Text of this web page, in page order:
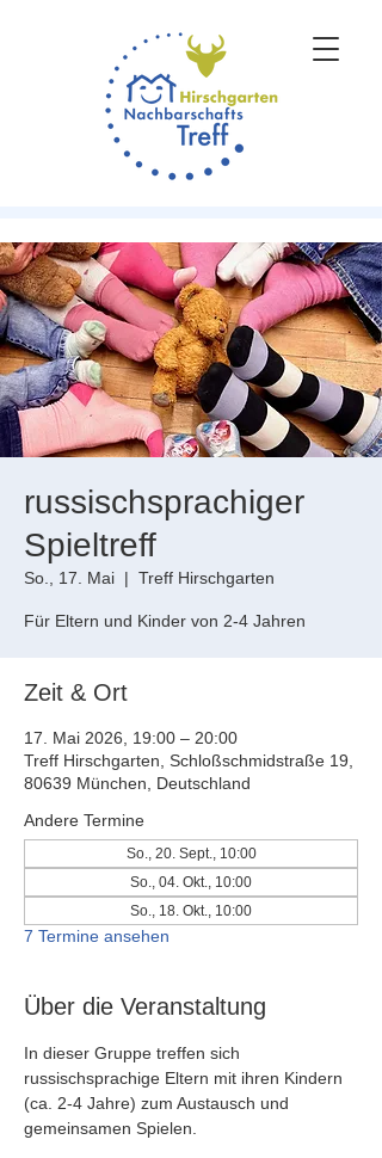
russischsprachiger
Spieltreff
So., 17. Mai
  |
Treff Hirschgarten
Für Eltern und Kinder von 2-4 Jahren
Zeit & Ort
17. Mai 2026, 19:00 – 20:00
Treff Hirschgarten, Schloßschmidstraße 19,
80639 München, Deutschland
Andere Termine
So., 20. Sept., 10:00
So., 04. Okt., 10:00
So., 18. Okt., 10:00
7 Termine ansehen
Über die Veranstaltung
In dieser Gruppe treffen sich
russischsprachige Eltern mit ihren Kindern
(ca. 2-4 Jahre) zum Austausch und
gemeinsamen Spielen.